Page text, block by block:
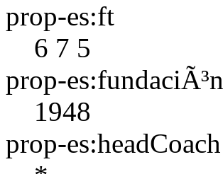
prop-es:ft
6 7 5
prop-es:fundaciÃ³n
1948
prop-es:headCoach